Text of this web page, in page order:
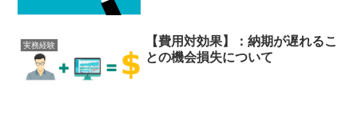
実務経験
【費用対効果】：納期が遅れるこ
との機会損失について